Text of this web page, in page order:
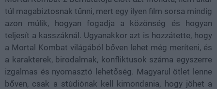
túl magabiztosnak tűnni, mert egy ilyen film sorsa mindig
azon múlik, hogyan fogadja a közönség és hogyan
teljesít a kasszáknál. Ugyanakkor azt is hozzátette, hogy
a Mortal Kombat világából bőven lehet még meríteni, és
a karakterek, birodalmak, konfliktusok száma egyszerre
izgalmas és nyomasztó lehetőség. Magyarul ötlet lenne
bőven, csak a stúdiónak kell kimondania, hogy jöhet a